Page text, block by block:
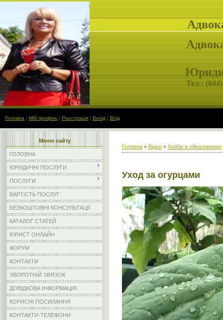
Тел.: (
Головна | Мій профіль | Реєстрація | Вихід | Вхід
Меню сайту
ГОЛОВНА
ЮРИДИЧНІ ПОСЛУГИ
ПОСЛУГИ
ВАРТІСТЬ ПОСЛУГ
БЕЗКОШТОВНІ КОНСУЛЬТАЦІЇ
КАТАЛОГ СТАТЕЙ
ЮРИСТ ОНЛАЙН
ФОРУМ
КОНТАКТИ
ЗВОРОТНІЙ ЗВЯЗОК
ДОВІДКОВА ІНФОРМАЦІЯ
КОРИСНІ ПОСИЛАННЯ
КОНТАКТИ-ТЕЛЕФОНИ
Головна » Відео » Хобби и образование
Уход за огурцами